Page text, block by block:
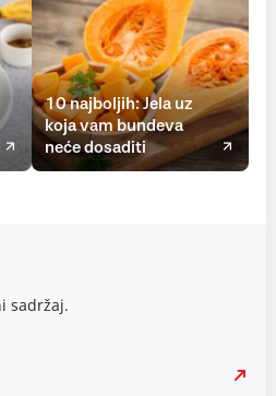
10 najboljih: Jela uz
koja vam bundeva
neće dosaditi
sadržaj.